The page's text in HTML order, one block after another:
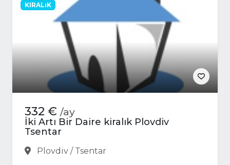
KIRALıK
332 € /ay
İki Artı Bir Daire kiralık Plovdiv
Tsentar
Plovdiv / Tsentar